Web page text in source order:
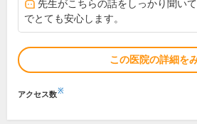
先生がこちらの話をしっかり聞い
でとても安心します。
この医院の詳細を
アクセス数※